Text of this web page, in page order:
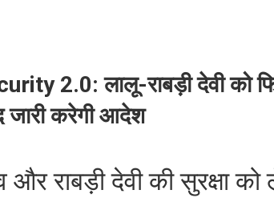
2.0: लालू-राबड़ी देवी को
जारी करेगी आदेश
और राबड़ी देवी की सुरक्षा